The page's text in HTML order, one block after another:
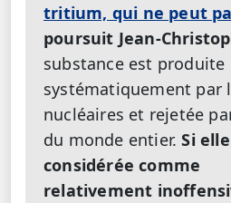
tritium, qui ne peut
poursuit Jean-
substance est produite
systématiquement par
nucléaires et rejetée
du monde entier.Si
considérée comme
relativement